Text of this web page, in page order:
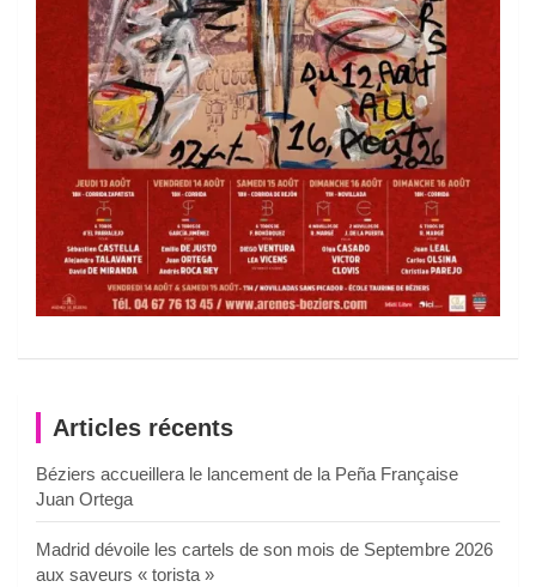
Articles récents
Béziers accueillera le lancement de la Peña Française
Juan Ortega
Madrid dévoile les cartels de son mois de Septembre 2026
aux saveurs « torista »